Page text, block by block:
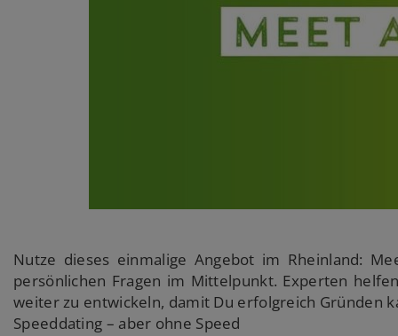
Nutze dieses einmalige Angebot im Rheinland:
persönlichen Fragen im Mittelpunkt. Experten
weiter zu entwickeln, damit Du erfolgreich Gründen
Speeddating – aber ohne Speed